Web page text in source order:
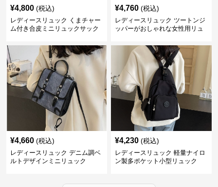
¥4,800 (税込)
レディースリュック くまチャー
ム付き合皮ミニリュックサック
¥4,760 (税込)
レディースリュック ツートンジ
ッパーがおしゃれな女性用リュ
¥4,660 (税込)
レディースリュック デニム調ベ
ルトデザインミニリュック
¥4,230 (税込)
レディースリュック 軽量ナイロ
ン製多ポケット小型リュック